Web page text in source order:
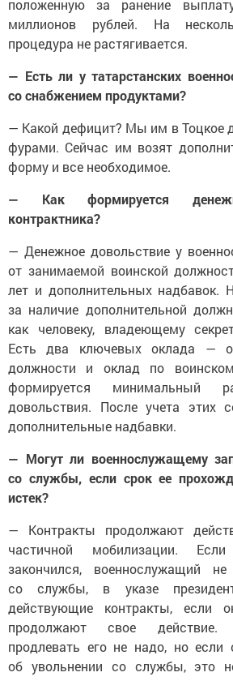
положенную за ранение
миллионов рублей. На
процедура не растягивается.
— Есть ли у татарстанских
со снабжением продуктами?
— Какой дефицит? Мы им в Тоцкое
фурами. Сейчас им возят
форму и все необходимое.
— Как формируется
контрактника?
— Денежное довольствие у
от занимаемой воинской
лет и дополнительных надбавок.
за наличие дополнительной
как человеку, владеющему
Есть два ключевых оклада —
должности и оклад по
формируется минимальный
довольствия. После учета этих
дополнительные надбавки.
— Могут ли военнослужащему
со службы, если срок ее
истек?
— Контракты продолжают
частичной мобилизации.
закончился, военнослужащий
со службы, в указе
действующие контракты, если
продолжают свое действие.
продлевать его не надо, но если
об увольнении со службы, это